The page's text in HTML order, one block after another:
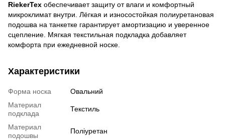
RiekerTex обеспечивает защиту от влаги и комфортный
микроклимат внутри. Лёгкая и износостойкая полиуретановая
подошва на танкетке гарантирует амортизацию и уверенное
сцепление. Мягкая текстильная подкладка добавляет
комфорта при ежедневной носке.
Характеристики
Форма носка
Овальний
Материал
подклада
Текстиль
Материал
подошвы
Поліуретан